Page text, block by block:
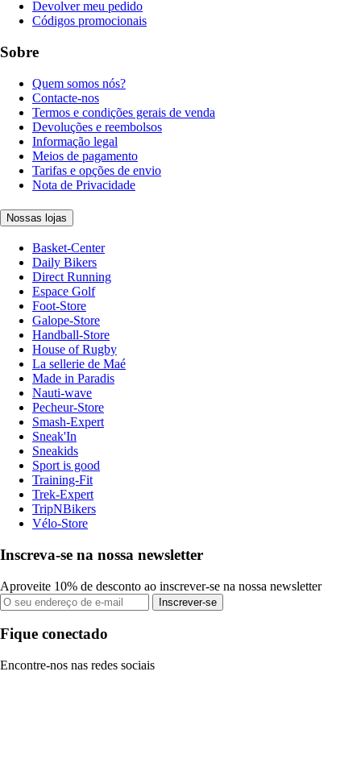
Devolver meu pedido
Códigos promocionais
Sobre
Quem somos nós?
Contacte-nos
Termos e condições gerais de venda
Devoluções e reembolsos
Informação legal
Meios de pagamento
Tarifas e opções de envio
Nota de Privacidade
Nossas lojas
Basket-Center
Daily Bikers
Direct Running
Espace Golf
Foot-Store
Galope-Store
Handball-Store
House of Rugby
La sellerie de Maé
Made in Paradis
Nauti-wave
Pecheur-Store
Smash-Expert
Sneak'In
Sneakids
Sport is good
Training-Fit
Trek-Expert
TripNBikers
Vélo-Store
Inscreva-se na nossa newsletter
Aproveite 10% de desconto ao inscrever-se na nossa newsletter
Inscrever-se
Fique conectado
Encontre-nos nas redes sociais